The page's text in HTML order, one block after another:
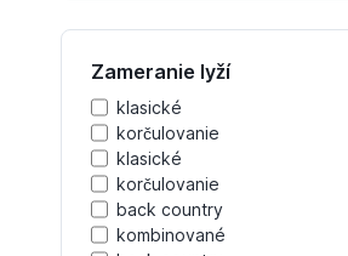
Zameranie lyží
klasické
korčulovanie
klasické
korčulovanie
back country
kombinované